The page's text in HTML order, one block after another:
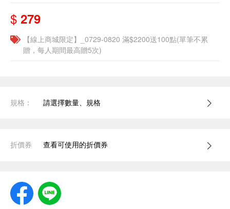
$ 279
【線上商城限定】_0729-0820 滿$2200送100點(單筆不累
贈，每人期間最高贈5次)
規格： 請選擇數量、規格
折價券 查看可使用的折價券